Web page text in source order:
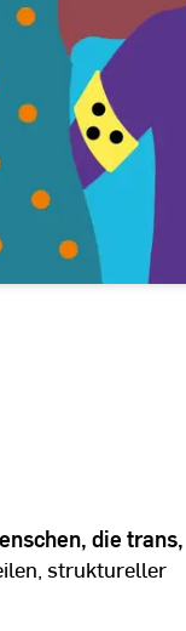
die trans,
struktureller